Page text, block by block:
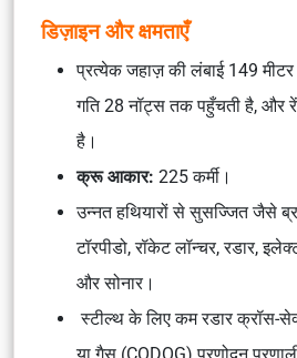
डिज़ाइन और क्षमताएँ
प्रत्येक जहाज़ की लंबाई 149
गति 28 नॉट्स तक पहुँचती है, और
है।
क्रू आकार: 225 कर्मी।
उन्नत हथियारों से सुसज्जित जैसे
टॉरपीडो, रॉकेट लॉन्चर, रडार,
और सोनार।
स्टील्थ के लिए कम रडार